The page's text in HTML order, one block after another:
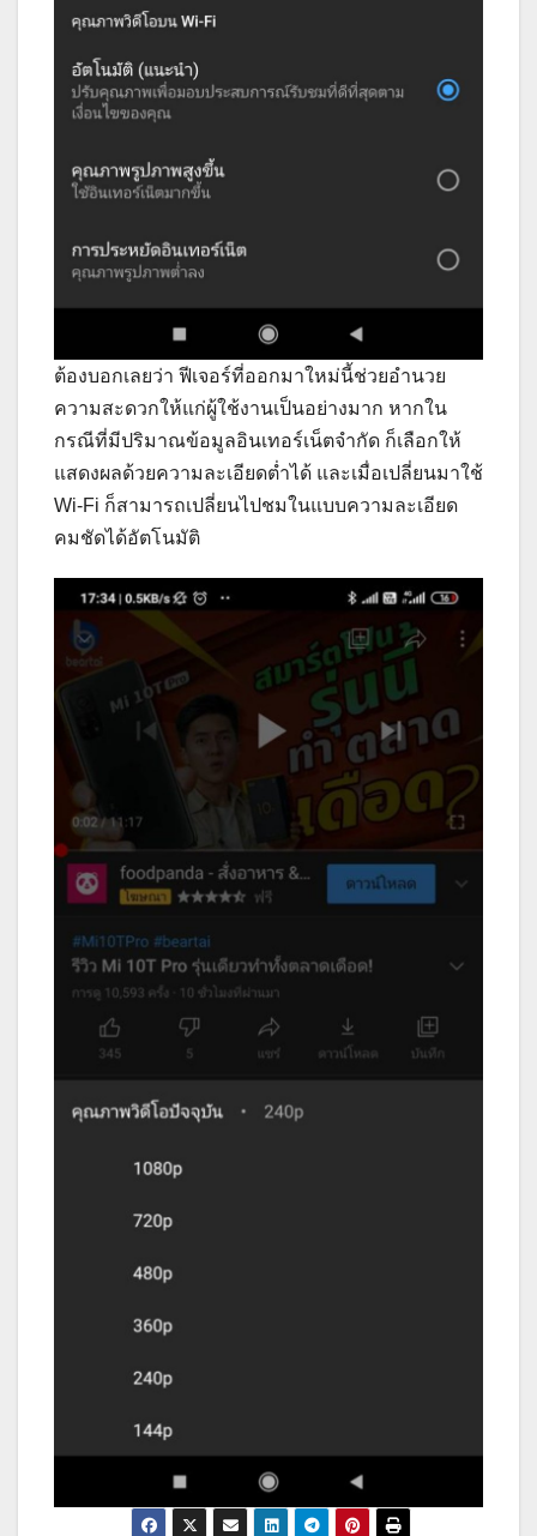
ต้องบอกเลยว่า ฟีเจอร์ที่ออกมาใหม่นี้ช่วยอำนวย
ความสะดวกให้แก่ผู้ใช้งานเป็นอย่างมาก หากใน
กรณีที่มีปริมาณข้อมูลอินเทอร์เน็ตจำกัด ก็เลือกให้
แสดงผลด้วยความละเอียดต่ำได้ และเมื่อเปลี่ยนมาใช้
Wi-Fi ก็สามารถเปลี่ยนไปชมในแบบความละเอียด
คมชัดได้อัตโนมัติ